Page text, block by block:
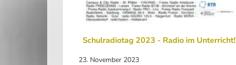
Schulradiotag 2023 - Radio im Unterricht!
23. November 2023